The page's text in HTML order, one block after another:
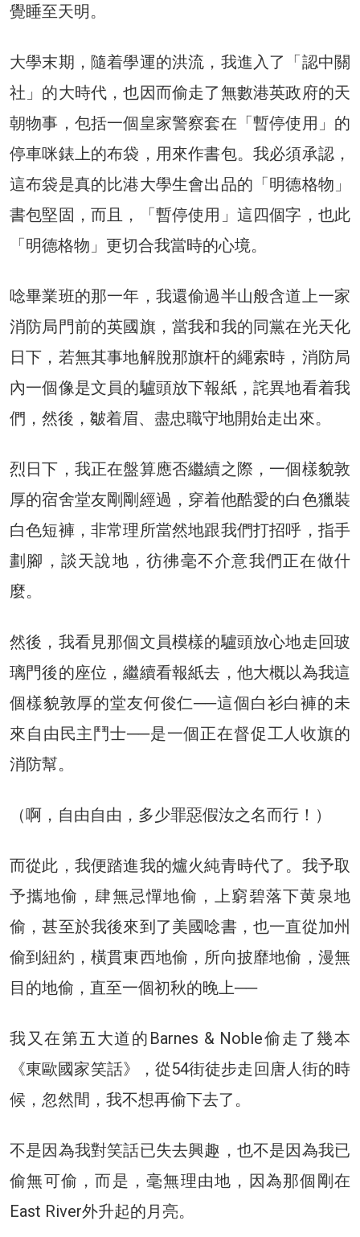
覺睡至天明。
大學末期，隨着學運的洪流，我進入了「認中關
社」的大時代，也因而偷走了無數港英政府的天
朝物事，包括一個皇家警察套在「暫停使用」的
停車咪錶上的布袋，用來作書包。我必須承認，
這布袋是真的比港大學生會出品的「明德格物」
書包堅固，而且，「暫停使用」這四個字，也此
「明德格物」更切合我當時的心境。
唸畢業班的那一年，我還偷過半山般含道上一家
消防局門前的英國旗，當我和我的同黨在光天化
日下，若無其事地解脫那旗杆的繩索時，消防局
內一個像是文員的驢頭放下報紙，詫異地看着我
們，然後，皺着眉、盡忠職守地開始走出來。
烈日下，我正在盤算應否繼續之際，一個樣貌敦
厚的宿舍堂友剛剛經過，穿着他酷愛的白色獵裝
白色短褲，非常理所當然地跟我們打招呼，指手
劃腳，談天說地，彷彿毫不介意我們正在做什
麼。
然後，我看見那個文員模樣的驢頭放心地走回玻
璃門後的座位，繼續看報紙去，他大概以為我這
個樣貌敦厚的堂友何俊仁──這個白衫白褲的未
來自由民主鬥士──是一個正在督促工人收旗的
消防幫。
（啊，自由自由，多少罪惡假汝之名而行！）
而從此，我便踏進我的爐火純青時代了。我予取
予攜地偷，肆無忌憚地偷，上窮碧落下黄泉地
偷，甚至於我後來到了美國唸書，也一直從加州
偷到紐約，橫貫東西地偷，所向披靡地偷，漫無
目的地偷，直至一個初秋的晚上──
我又在第五大道的Barnes & Noble偷走了幾本
《東歐國家笑話》，從54街徒步走回唐人街的時
候，忽然間，我不想再偷下去了。
不是因為我對笑話已失去興趣，也不是因為我已
偷無可偷，而是，毫無理由地，因為那個剛在
East River外升起的月亮。